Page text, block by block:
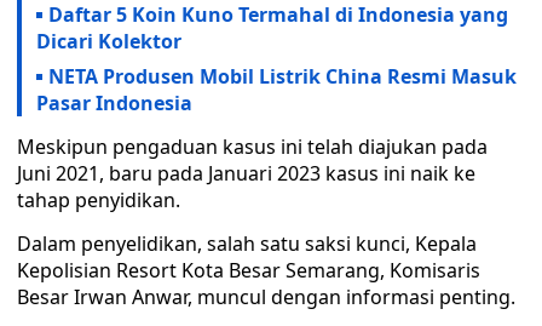
Daftar 5 Koin Kuno Termahal di Indonesia yang
Dicari Kolektor
NETA Produsen Mobil Listrik China Resmi Masuk
Pasar Indonesia
Meskipun pengaduan kasus ini telah diajukan pada
Juni 2021, baru pada Januari 2023 kasus ini naik ke
tahap penyidikan.
Dalam penyelidikan, salah satu saksi kunci, Kepala
Kepolisian Resort Kota Besar Semarang, Komisaris
Besar Irwan Anwar, muncul dengan informasi penting.